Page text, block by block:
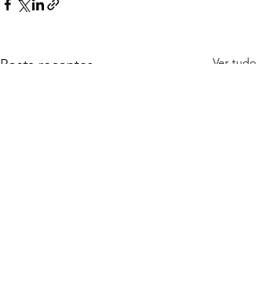
Posts recentes Ver tudo